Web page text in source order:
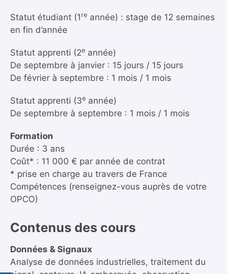
Statut étudiant (1 re année) : stage de 12 semaines
en fin d’année
Statut apprenti (2e année)
De septembre à janvier : 15 jours / 15 jours
De février à septembre : 1 mois / 1 mois
Statut apprenti (3e année)
De septembre à septembre : 1 mois / 1 mois
Formation
Durée : 3 ans
Coût* : 11 000 € par année de contrat
* prise en charge au travers de France
Compétences (renseignez-vous auprès de votre
OPCO)
Contenus des cours
Données & Signaux
Analyse de données industrielles, traitement du